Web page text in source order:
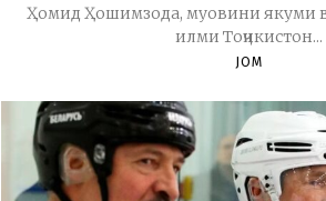
Ҳомид Ҳошимзода, муовини якуми
илми Тоҷикистон...
JOM